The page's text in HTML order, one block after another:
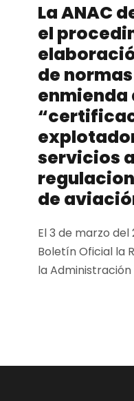
La ANAC
el
de
enmienda
servicios
de
El 3 de marzo
Boletín Oficial la
la Administración